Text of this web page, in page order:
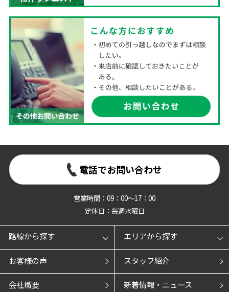
電話でお問い合わせ
営業時間：09：00～17：00
定休日：毎週水曜日
路線から探す エリアから探す
お客様の声 スタッフ紹介
会社概要 新着情報・ニュース